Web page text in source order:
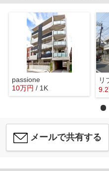
passione
10万円 / 1K
リ
9.2
メールで共有する